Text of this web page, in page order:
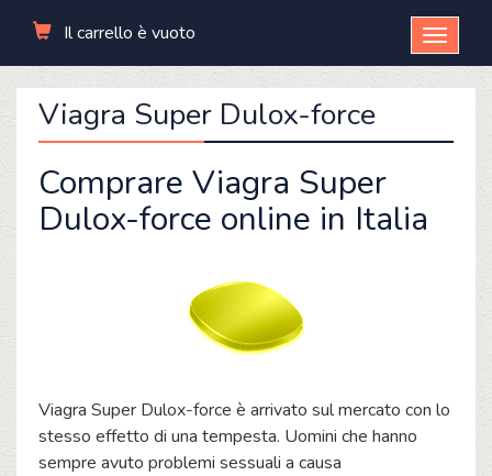
Il carrello è vuoto
Open
menu
Viagra Super Dulox-force
Comprare Viagra Super
Dulox-force online in Italia
Viagra Super Dulox-force è arrivato sul mercato con lo
stesso effetto di una tempesta. Uomini che hanno
sempre avuto problemi sessuali a causa